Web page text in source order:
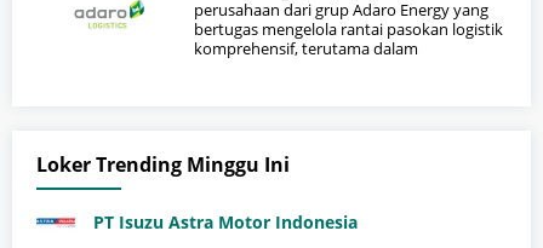
perusahaan dari grup Adaro Energy yang
bertugas mengelola rantai pasokan logistik
komprehensif, terutama dalam
Loker Trending Minggu Ini
PT Isuzu Astra Motor Indonesia